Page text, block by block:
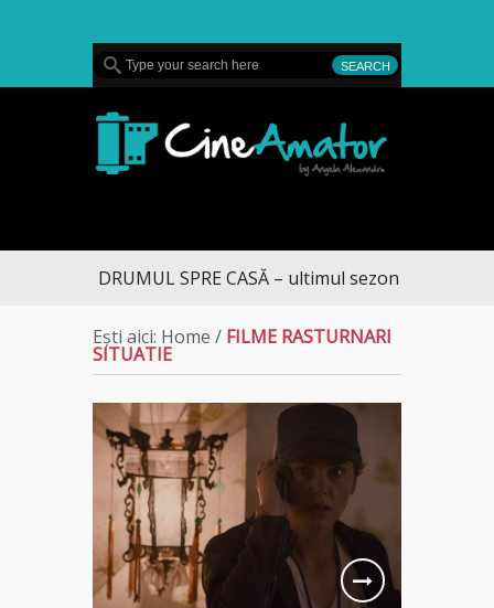
DRUMUL SPRE CASĂ – ultimul sezon te aduce la
Ești aici: Home / FILME RASTURNARI
SITUATIE